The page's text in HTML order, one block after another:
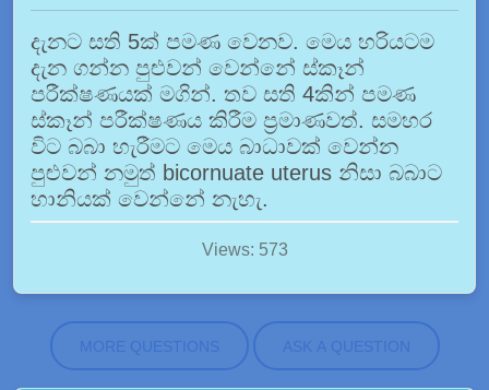
දැනට සති 5ක් පමණ වෙනව. මෙය හරියටම
දැන ගන්න පුළුවන් වෙන්නේ ස්කෑන්
පරීක්ෂණයක් මගින්. තව සති 4කින් පමණ
ස්කෑන් පරීක්ෂණය කිරීම ප්‍රමාණවත්. සමහර
විට බබා හැරීමට මෙය බාධාවක් වෙන්න
පුළුවන් නමුත් bicornuate uterus නිසා බබාට
හානියක් වෙන්නේ නැහැ.
Views: 573
MORE QUESTIONS ASK A QUESTION